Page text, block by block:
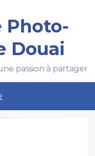
Photo-
Douai
passion à partager